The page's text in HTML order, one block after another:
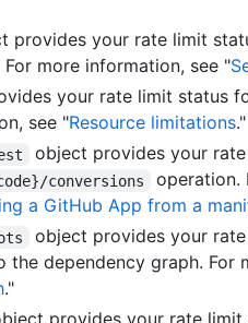
provides your rate limit
more information, see "
your rate limit status
see "Resource limitations."
object provides your
conversions
operation.
a GitHub App from a
object provides your
the dependency graph. For
."